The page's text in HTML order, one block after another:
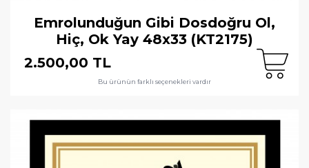
Emrolunduğun Gibi Dosdoğru Ol,
Hiç, Ok Yay 48x33 (KT2175)
2.500,00 TL
Bu ürünün farklı seçenekleri vardır